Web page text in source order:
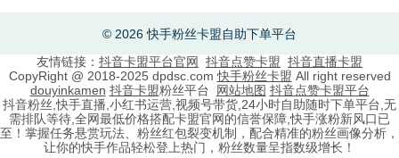
© 2026 快手粉丝卡盟自助下单平台
友情链接： 抖音卡盟平台官网 抖音点赞卡盟 抖音直播卡盟
CopyRight @ 2018-2025 dpdsc.com快手粉丝卡盟 All right reserved
douyinkamen 抖音卡盟粉丝平台 网站地图 抖音点赞卡盟平台
抖音粉丝,快手直播,小红书运营,视频号带货,24小时自助随时下单平台,无
需排队等待,全网最低价格搭配卡盟官网的信誉保障,快手涨粉新风口已
至！掌握任务悬赏玩法、粉丝红包裂变机制，配合精准的粉丝画像分析，
让你的快手作品轻松登上热门，粉丝数量呈指数级增长！